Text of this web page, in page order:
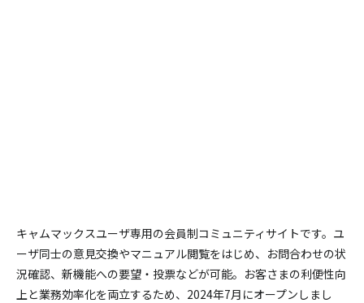
キャムマックスユーザ専用の会員制コミュニティサイトです。 ユ
ーザ同士の意見交換やマニュアル閲覧をはじめ、お問合わせの状
況確認、新機能への要望・投票などが可能。 お客さまの利便性向
上と業務効率化を両立するため、2024年7月にオープンしまし